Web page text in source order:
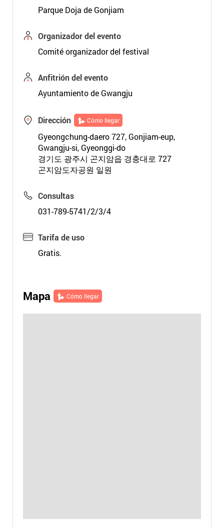
Parque Doja de Gonjiam
Organizador del evento
Comité organizador del festival
Anfitrión del evento
Ayuntamiento de Gwangju
Dirección Cómo llegar
Gyeongchung-daero 727, Gonjiam-eup,
Gwangju-si, Gyeonggi-do
경기도 광주시 곤지암읍 경충대로 727
곤지암도자공원 일원
Consultas
031-789-5741/2/3/4
Tarifa de uso
Gratis.
Mapa Cómo llegar